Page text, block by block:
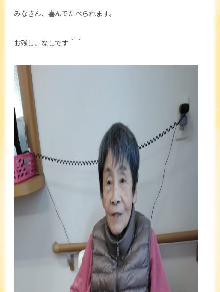
みなさん、喜んでたべられます。
お残し、なしです＾＾